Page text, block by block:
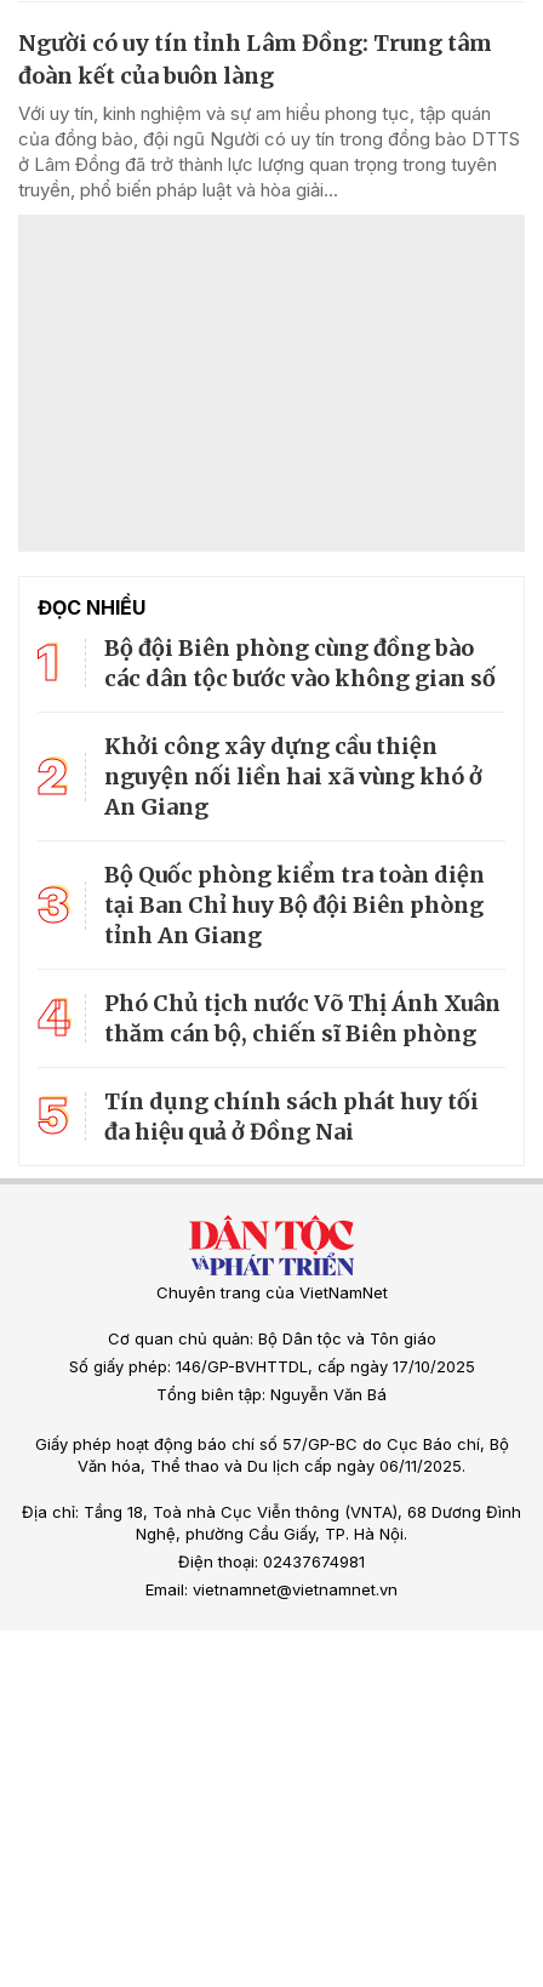
Người có uy tín tỉnh Lâm Đồng: Trung tâm
đoàn kết của buôn làng
Với uy tín, kinh nghiệm và sự am hiểu phong tục, tập quán
của đồng bào, đội ngũ Người có uy tín trong đồng bào DTTS
ở Lâm Đồng đã trở thành lực lượng quan trọng trong tuyên
truyền, phổ biến pháp luật và hòa giải...
ĐỌC NHIỀU
1
Bộ đội Biên phòng cùng đồng bào
các dân tộc bước vào không gian số
2
Khởi công xây dựng cầu thiện
nguyện nối liền hai xã vùng khó ở
An Giang
3
Bộ Quốc phòng kiểm tra toàn diện
tại Ban Chỉ huy Bộ đội Biên phòng
tỉnh An Giang
4
Phó Chủ tịch nước Võ Thị Ánh Xuân
thăm cán bộ, chiến sĩ Biên phòng
5
Tín dụng chính sách phát huy tối
đa hiệu quả ở Đồng Nai
Chuyên trang của VietNamNet
Cơ quan chủ quản: Bộ Dân tộc và Tôn giáo
Số giấy phép: 146/GP-BVHTTDL, cấp ngày 17/10/2025
Tổng biên tập: Nguyễn Văn Bá
Giấy phép hoạt động báo chí số 57/GP-BC do Cục Báo chí, Bộ
Văn hóa, Thể thao và Du lịch cấp ngày 06/11/2025.
Địa chỉ: Tầng 18, Toà nhà Cục Viễn thông (VNTA), 68 Dương Đình
Nghệ, phường Cầu Giấy, TP. Hà Nội.
Điện thoại: 02437674981
Email: vietnamnet@vietnamnet.vn